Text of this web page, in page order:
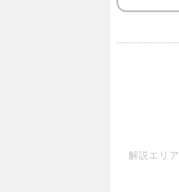
解説エリア